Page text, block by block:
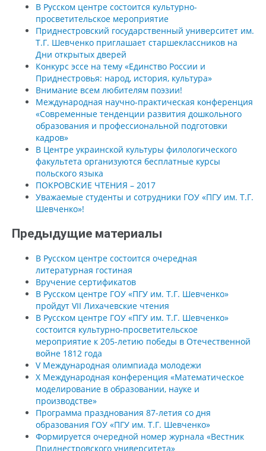
В Русском центре состоится культурно-
просветительское мероприятие
Приднестровский государственный университет им.
Т.Г. Шевченко приглашает старшеклассников на
Дни открытых дверей
Конкурс эссе на тему «Единство России и
Приднестровья: народ, история, культура»
Внимание всем любителям поэзии!
Международная научно-практическая конференция
«Современные тенденции развития дошкольного
образования и профессиональной подготовки
кадров»
В Центре украинской культуры филологического
факультета организуются бесплатные курсы
польского языка
ПОКРОВСКИЕ ЧТЕНИЯ – 2017
Уважаемые студенты и сотрудники ГОУ «ПГУ им. Т.Г.
Шевченко»!
Предыдущие материалы
В Русском центре состоится очередная
литературная гостиная
Вручение сертификатов
В Русском центре ГОУ «ПГУ им. Т.Г. Шевченко»
пройдут VII Лихачевские чтения
В Русском центре ГОУ «ПГУ им. Т.Г. Шевченко»
состоится культурно-просветительское
мероприятие к 205-летию победы в Отечественной
войне 1812 года
V Международная олимпиада молодежи
X Международная конференция «Математическое
моделирование в образовании, науке и
производстве»
Программа празднования 87-летия со дня
образования ГОУ «ПГУ им. Т.Г. Шевченко»
Формируется очередной номер журнала «Вестник
Приднестровского университета»